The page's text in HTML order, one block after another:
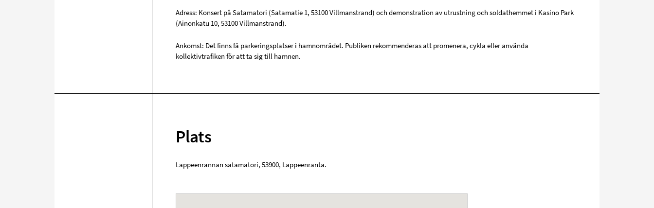
Adress: Konsert på Satamatori (Satamatie 1, 53100 Villmanstrand) och demonstration av utrustning och soldathemmet i Kasino Park
(Ainonkatu 10, 53100 Villmanstrand).
Ankomst: Det finns få parkeringsplatser i hamnområdet. Publiken rekommenderas att promenera, cykla eller använda
kollektivtrafiken för att ta sig till hamnen.
Plats
Lappeenrannan satamatori, 53900, Lappeenranta.